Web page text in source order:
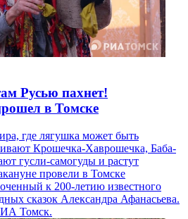
Русью пахнет!
в Томске
где лягушка может быть
Крошечка-Хаврошечка, Баба-
гусли-самогуды и растут
провели в Томске
к 200-летию известного
сказок Александра Афанасьева.
Томск.